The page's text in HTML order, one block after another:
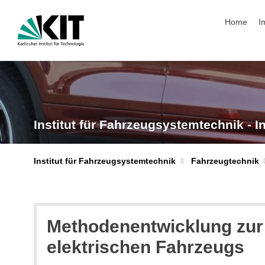
Home
Institut für Fahrzeugsystemtechnik -
Institut für Fahrzeugsystemtechnik Fahrzeugtechnik
Methodenentwicklung
elektrischen Fahrzeugs